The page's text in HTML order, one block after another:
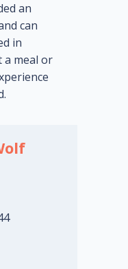
an
can
in
meal or